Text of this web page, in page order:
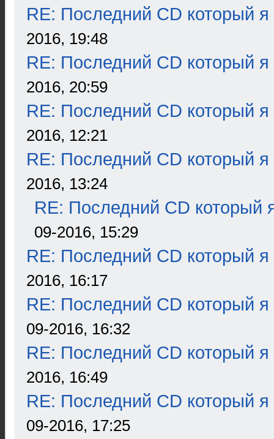
RE: Последний CD который я
2016, 19:48
RE: Последний CD который я
2016, 20:59
RE: Последний CD который я
2016, 12:21
RE: Последний CD который я
2016, 13:24
RE: Последний CD который
09-2016, 15:29
RE: Последний CD который я
2016, 16:17
RE: Последний CD который я
09-2016, 16:32
RE: Последний CD который я
2016, 16:49
RE: Последний CD который я
09-2016, 17:25